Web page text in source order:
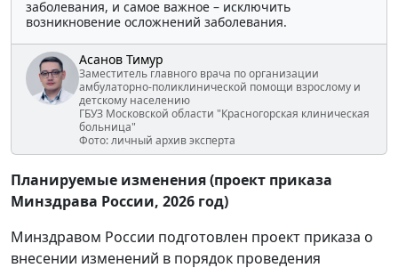
заболевания, и самое важное – исключить
возникновение осложнений заболевания.
Асанов Тимур
Заместитель главного врача по организации
амбулаторно-поликлинической помощи взрослому и
детскому населению
ГБУЗ Московской области "Красногорская клиническая
больница"
Фото: личный архив эксперта
Планируемые изменения (проект приказа
Минздрава России, 2026 год)
Минздравом России подготовлен проект приказа о
внесении изменений в порядок проведения